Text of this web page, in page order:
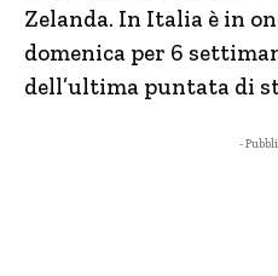
Zelanda. In Italia è in
domenica per 6
dell’ultima puntata di
-